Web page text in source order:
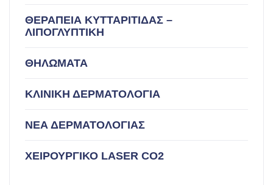
ΘΕΡΑΠΕΙΑ ΚΥΤΤΑΡΙΤΙΔΑΣ –
ΛΙΠΟΓΛΥΠΤΙΚΗ
ΘΗΛΩΜΑΤΑ
ΚΛΙΝΙΚΗ ΔΕΡΜΑΤΟΛΟΓΙΑ
ΝΕΑ ΔΕΡΜΑΤΟΛΟΓΙΑΣ
ΧΕΙΡΟΥΡΓΙΚΟ LASER CO2